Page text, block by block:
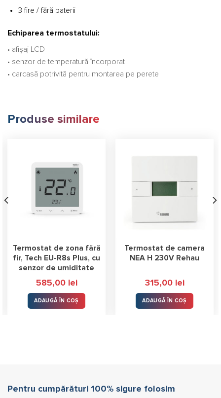
3 fire / fără baterii
Echiparea termostatului:
• afișaj LCD
• senzor de temperatură încorporat
• carcasă potrivită pentru montarea pe perete
Produse similare
Termostat de zona fără
fir, Tech EU-R8s Plus, cu
senzor de umiditate
585,00 lei
ADAUGĂ ÎN COȘ
Termostat de camera
NEA H 230V Rehau
315,00 lei
ADAUGĂ ÎN COȘ
Pentru cumpărături 100% sigure folosim